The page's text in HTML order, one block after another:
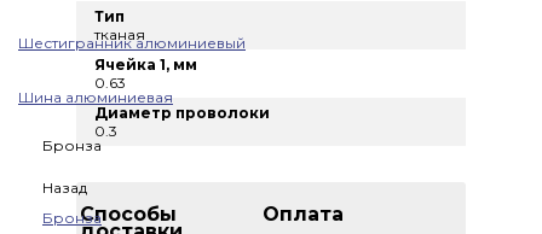
Шестигранник алюминиевый
Шина алюминиевая
Бронза
Назад
Бронза
Тип
тканая
Ячейка 1, мм
0.63
Диаметр проволоки
0.3
Способы Оплата